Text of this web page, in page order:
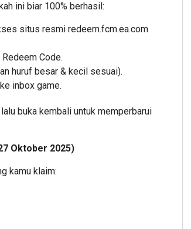
ini biar 100% berhasil:
situs resmi redeem.fcm.ea.com
Code.
huruf besar & kecil sesuai).
inbox game.
buka kembali untuk memperbarui
Oktober 2025)
kamu klaim: